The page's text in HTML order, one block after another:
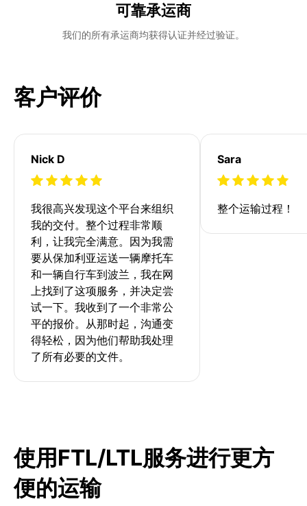
可靠承运商
我们的所有承运商均获得认证并经过验证。
客户评价
Nick D
我很高兴发现这个平台来组织
我的交付。整个过程非常顺
利，让我完全满意。因为我需
要从保加利亚运送一辆摩托车
和一辆自行车到波兰，我在网
上找到了这项服务，并决定尝
试一下。我收到了一个非常公
平的报价。从那时起，沟通变
得轻松，因为他们帮助我处理
了所有必要的文件。
Sara
整个运输过程！
使用FTL/LTL服务进行更方
便的运输